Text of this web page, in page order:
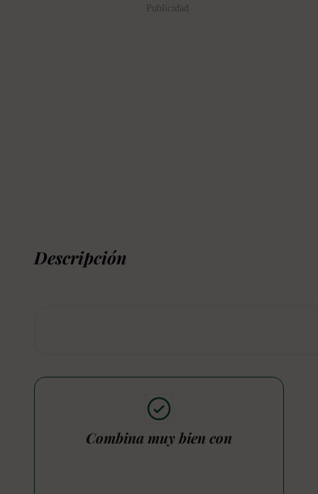
Publicidad
Descripción
Combina muy bien con